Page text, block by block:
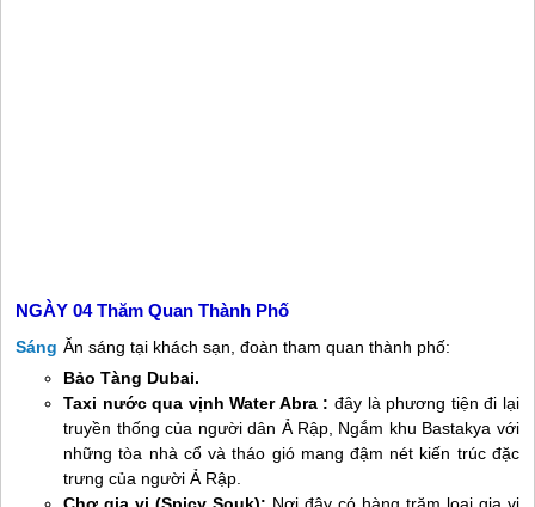
NGÀY 04 Thăm Quan Thành Phố
Sáng Ăn sáng tại khách sạn, đoàn tham quan thành phố:
Bảo Tàng Dubai.
Taxi nước qua vịnh Water Abra :đây là phương tiện đi lại
truyền thống của người dân Ả Rập, Ngắm khu Bastakya với
những tòa nhà cổ và tháo gió mang đậm nét kiến trúc đặc
trưng của người Ả Rập.